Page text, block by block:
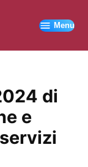
Menu
di
e